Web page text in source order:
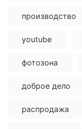
производство
youtube
фотозона
доброе дело
распродажа